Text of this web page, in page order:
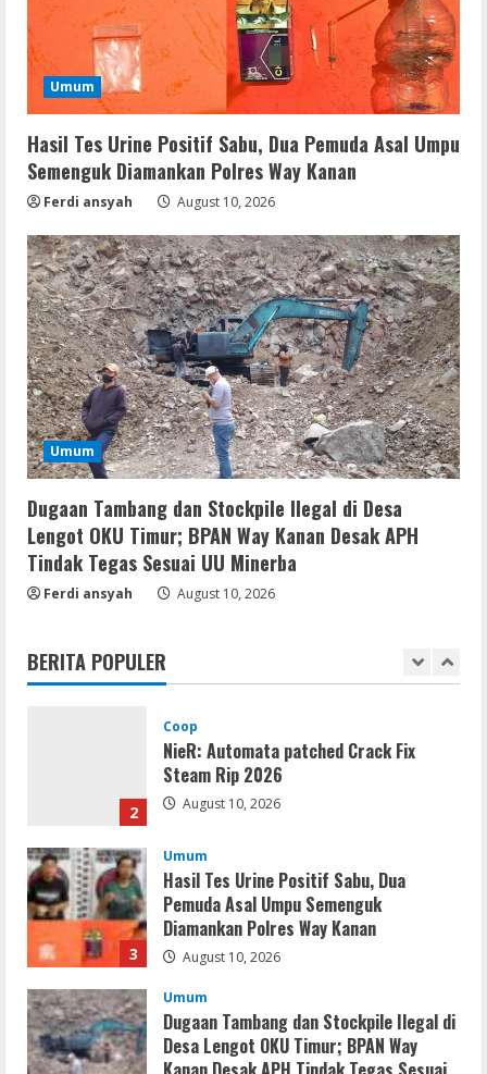
Umum
Hasil Tes Urine Positif Sabu, Dua Pemuda Asal Umpu
Semenguk Diamankan Polres Way Kanan
Ferdi ansyah August 10, 2026
Umum
Dugaan Tambang dan Stockpile Ilegal di Desa
Lengot OKU Timur; BPAN Way Kanan Desak APH
Tindak Tegas Sesuai UU Minerba
Ferdi ansyah August 10, 2026
BERITA POPULER
2
Coop
NieR: Automata patched Crack Fix
Steam Rip 2026
August 10, 2026
3
Umum
Hasil Tes Urine Positif Sabu, Dua
Pemuda Asal Umpu Semenguk
August 10, 2026
4
Umum
Dugaan Tambang dan Stockpile Ilegal di
Desa Lengot OKU Timur; BPAN Way
Kanan Desak APH Tindak Tegas Sesuai
UU Minerba
August 10, 2026
5
Resettools
CuteFTP Professional Free[Activated]
August 10, 2026
1
Umum
Gagalkan Peredaran Sabu di Umpu
2
Coop
NieR: Automata patched Crack Fix
Steam Rip 2026
August 10, 2026
3
Umum
Hasil Tes Urine Positif Sabu, Dua
Pemuda Asal Umpu Semenguk
Diamankan Polres Way Kanan
August 10, 2026
Umum
Dugaan Tambang dan Stockpile Ilegal di
Desa Lengot OKU Timur; BPAN Way